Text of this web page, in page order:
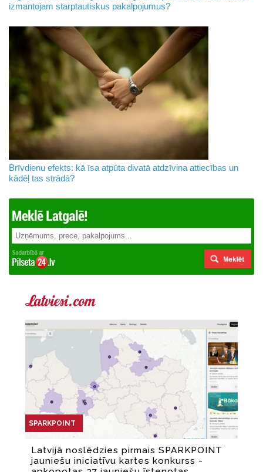
izmantojam starptautiskus pakalpojumus?
Brīvdienu efekts: kā īsa atpūta divatā atdzīvina attiecības un
kādēļ tas strādā?